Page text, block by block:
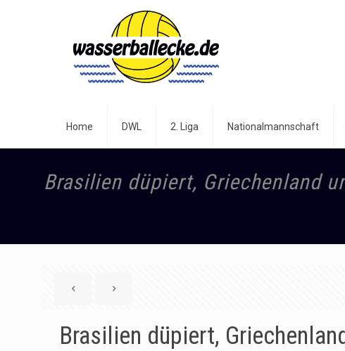
Home DWL 2. Liga Nationalmannschaft
Brasilien düpiert, Griechenland
Brasilien düpiert,